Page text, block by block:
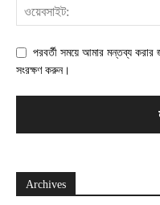
পরবর্তী সময়ে আমার মন্তব্য করার
সংরক্ষণ করুন।
Archives